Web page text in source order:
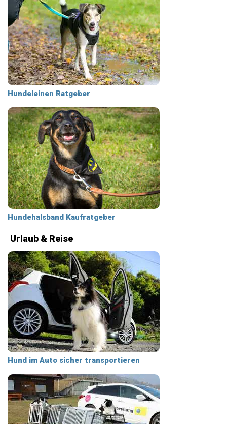
Hundeleinen Ratgeber
Hundehalsband Kaufratgeber
Urlaub & Reise
Hund im Auto sicher transportieren